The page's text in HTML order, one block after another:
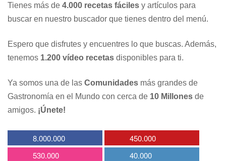
Tienes más de 4.000 recetas fáciles y artículos para
buscar en nuestro buscador que tienes dentro del menú.
Espero que disfrutes y encuentres lo que buscas. Además,
tenemos 1.200 vídeo recetas disponibles para ti.
Ya somos una de las Comunidades más grandes de
Gastronomía en el Mundo con cerca de 10 Millones de
amigos. ¡Únete!
8.000.000
450.000
530.000
40.000